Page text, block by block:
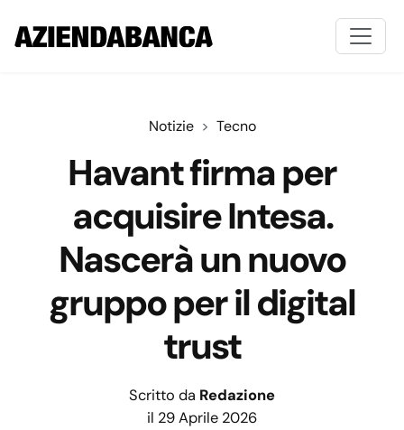
Notizie Tecno
Havant firma per
acquisire Intesa.
Nascerà un nuovo
gruppo per il digital
trust
Scritto da Redazione
il 29 Aprile 2026